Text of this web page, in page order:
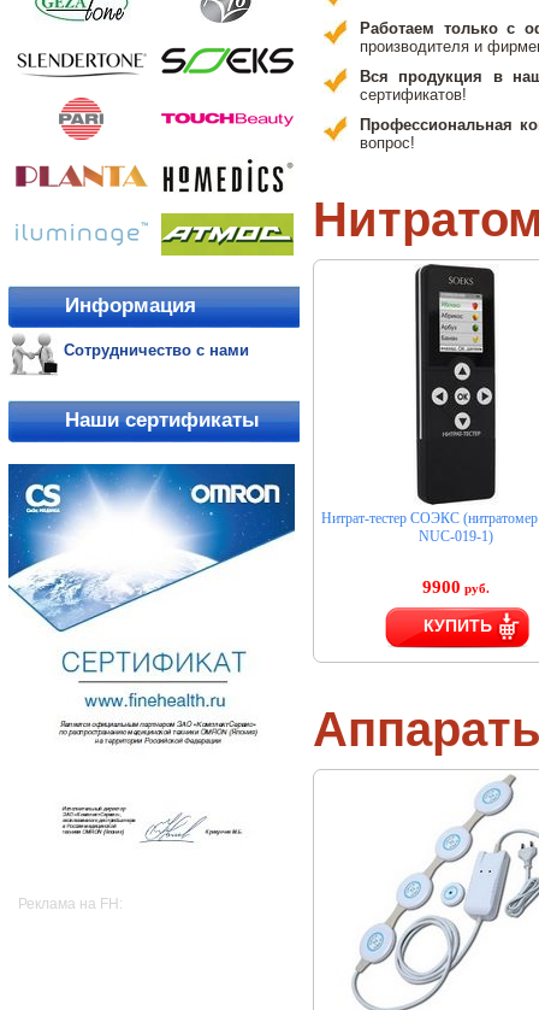
Информация
Сотрудничество с нами
Наши сертификаты
Реклама на FH:
Работаем только с
производителя и
Вся продукция в
сертификатов!
Профессиональная
вопрос!
Нитрат-тестер СОЭКС
NUC-019-1)
9900 руб.
КУПИТЬ